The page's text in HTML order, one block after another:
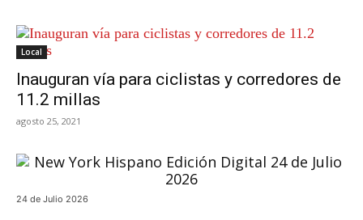
Local
Inauguran vía para ciclistas y corredores de
11.2 millas
agosto 25, 2021
24 de Julio 2026